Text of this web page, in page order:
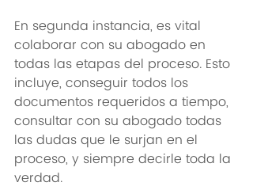
En segunda instancia, es vital
colaborar con su abogado en
todas las etapas del proceso. Esto
incluye, conseguir todos los
documentos requeridos a tiempo,
consultar con su abogado todas
las dudas que le surjan en el
proceso, y siempre decirle toda la
verdad.